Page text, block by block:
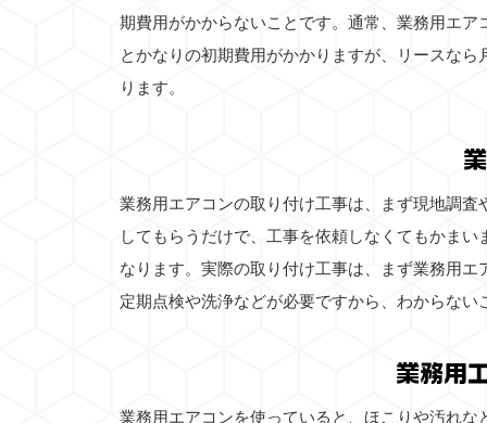
期費用がかからないことです。通常、業務用エ
とかなりの初期費用がかかりますが、リースな
ります。
業務用エアコンの取り付け工事は、まず現地調
してもらうだけで、工事を依頼しなくてもかま
なります。実際の取り付け工事は、まず業務用
定期点検や洗浄などが必要ですから、わからな
業務用
業務用エアコンを使っていると、ほこりや汚れ